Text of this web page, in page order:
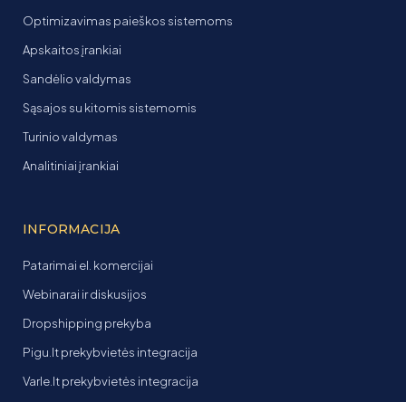
Optimizavimas paieškos sistemoms
Apskaitos įrankiai
Sandėlio valdymas
Sąsajos su kitomis sistemomis
Turinio valdymas
Analitiniai įrankiai
INFORMACIJA
Patarimai el. komercijai
Webinarai ir diskusijos
Dropshipping prekyba
Pigu.lt prekybvietės integracija
Varle.lt prekybvietės integracija